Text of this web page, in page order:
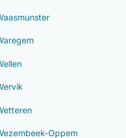
Oppem